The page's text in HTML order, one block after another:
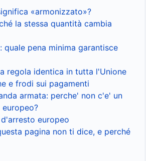
«armonizzato»?
la stessa quantità cambia
quale pena minima garantisce
regola identica in tutta l'Unione
e frodi sui pagamenti
armata: perche' non c'e' un
europeo
pagina non ti dice, e perché